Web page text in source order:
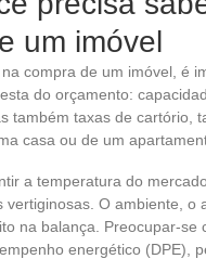
um imóvel
compra de um imóvel, é
do orçamento:
também taxas de cartório,
casa ou de um
a temperatura do
vertiginosas. O ambiente,
na balança. Preocupar-
energético (DPE),